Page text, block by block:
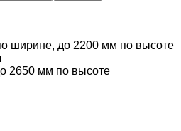
ширине, до 2200 мм по высоте
2650 мм по высоте